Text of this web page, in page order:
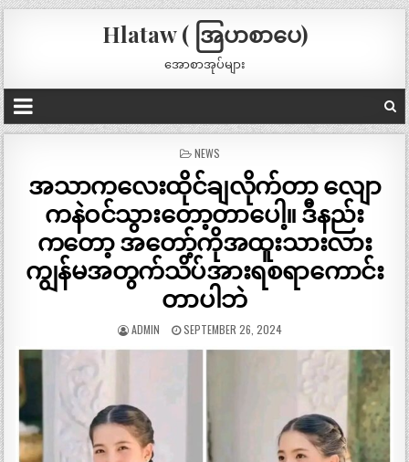
Hlataw ( အြပာစာပေ)
အောစာအုပ်များ
POSTED
IN
NEWS
အသာကလေးထိုင်ချလိုက်တာ လျော
ကနဲဝင်သွားတော့တာပေါ့။ ဒီနည်း
ကတော့ အတော့်ကိုအထူးသားလား
ကျွန်မအတွက်သိပ်အားရစရာကောင်း
တာပါဘဲ
ADMIN SEPTEMBER 26, 2024